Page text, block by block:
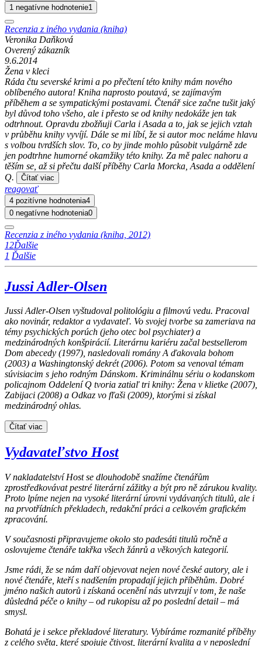
1 negatívne hodnotenie1
Recenzia z iného vydania (kniha)
Veronika Daňková
Overený zákazník
9.6.2014
Žena v kleci
Ráda čtu severské krimi a po přečtení této knihy mám nového
oblíbeného autora! Kniha naprosto poutavá, se zajímavým
příběhem a se sympatickými postavami. Čtenář sice začne tušit jaký
byl důvod toho všeho, ale i přesto se od knihy nedokáže jen tak
odtrhnout. Opravdu zbožňuji Carla i Asada a to, jak se jejich vztah
v průběhu knihy vyvíjí. Dále se mi líbí, že si autor moc neláme hlavu
s volbou tvrdších slov. To, co by jinde mohlo působit vulgárně zde
jen podtrhne humorné okamžiky této knihy. Za mě palec nahoru a
těším se, až si přečtu další příběhy Carla Morcka, Asada a oddělení
Q.
Čítať viac
reagovať
4 pozitívne hodnotenia4
0 negatívne hodnotenia0
Recenzia z iného vydania (kniha, 2012)
12Ďalšie
1 Ďalšie
Jussi Adler-Olsen
Jussi Adler-Olsen vyštudoval politológiu a filmovú vedu. Pracoval
ako novinár, redaktor a vydavateľ. Vo svojej tvorbe sa zameriava na
témy psychických porúch (jeho otec bol psychiater) a
medzinárodných konšpirácií. Literárnu kariéru začal bestsellerom
Dom abecedy (1997), nasledovali romány A ďakovala bohom
(2003) a Washingtonský dekrét (2006). Potom sa venoval témam
súvisiacim s jeho rodným Dánskom. Kriminálnu sériu o kodanskom
policajnom Oddelení Q tvoria zatiaľ tri knihy: Žena v klietke (2007),
Zabijaci (2008) a Odkaz vo fľaši (2009), ktorými si získal
medzinárodný ohlas.
Čítať viac
Vydavateľstvo Host
V nakladatelství Host se dlouhodobě snažíme čtenářům
zprostředkovávat pestré literární zážitky a být pro ně zárukou kvality.
Proto lpíme nejen na vysoké literární úrovni vydávaných titulů, ale i
na prvotřídních překladech, redakční práci a celkovém grafickém
zpracování.
V současnosti připravujeme okolo sto padesáti titulů ročně a
oslovujeme čtenáře takřka všech žánrů a věkových kategorií.
Jsme rádi, že se nám daří objevovat nejen nové české autory, ale i
nové čtenáře, kteří s nadšením propadají jejich příběhům. Dobré
jméno našich autorů i získaná ocenění nás utvrzují v tom, že naše
důsledná péče o knihy – od rukopisu až po poslední detail – má
smysl.
Bohatá je i sekce překladové literatury. Vybíráme rozmanité příběhy
z celého světa, které spojuje čtivost, literární kvalita a v neposlední